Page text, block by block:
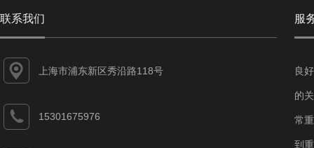
联系我们
上海市浦东新区秀沿路118号
15301675976
服
良
的
常
到